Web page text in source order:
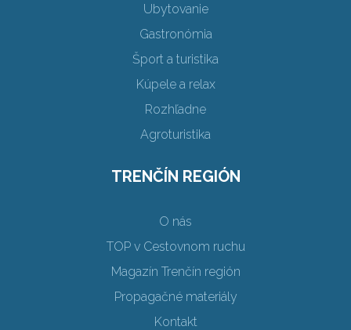
Ubytovanie
Gastronómia
Šport a turistika
Kúpele a relax
Rozhľadne
Agroturistika
TRENČÍN REGIÓN
O nás
TOP v Cestovnom ruchu
Magazín Trenčín región
Propagačné materiály
Kontakt